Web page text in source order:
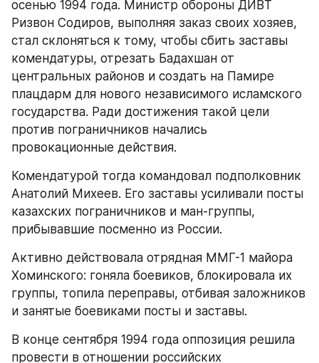
осенью 1994 года. Министр обороны ДИВТ
Ризвон Содиров, выполняя заказ своих хозяев,
стал склоняться к тому, чтобы сбить заставы
комендатуры, отрезать Бадахшан от
центральных районов и создать на Памире
плацдарм для нового независимого исламского
государства. Ради достижения такой цели
против пограничников начались
провокационные действия.
Комендатурой тогда командовал подполковник
Анатолий Михеев. Его заставы усиливали посты
казахских пограничников и ман-группы,
прибывавшие посменно из России.
Активно действовала отрядная ММГ-1 майора
Хоминского: гоняла боевиков, блокировала их
группы, топила переправы, отбивая заложников
и занятые боевиками посты и заставы.
В конце сентября 1994 года оппозиция решила
провести в отношении российских